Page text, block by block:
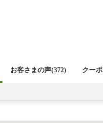
お客さまの声(372) クー